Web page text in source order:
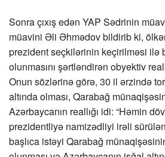
Sonra çıxış edən YAP Sədrinin
müavini Əli Əhmədov bildirib ki,
prezident seçkilərinin keçirilməsi ilə
olunmasını şərtləndirən obyektiv
Onun sözlərinə görə, 30 il ərzində
altında olması, Qarabağ
Azərbaycanın reallığı idi: “Həmin
prezidentliyə namizədliyi irəli
başlıca istəyi Qarabağ